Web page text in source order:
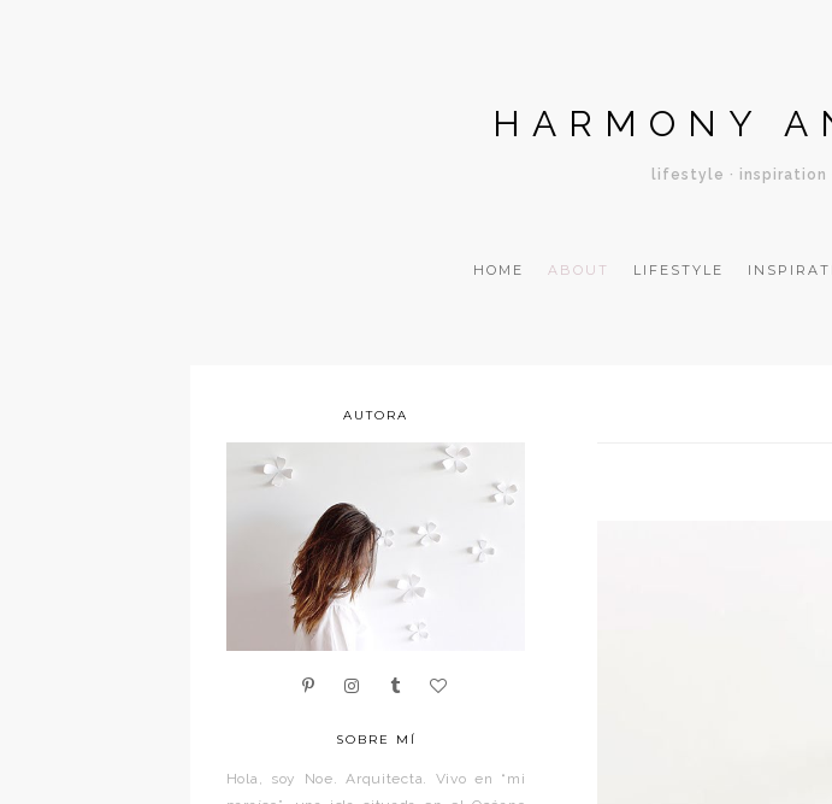
HARMONY
lifestyle · inspiration
HOME ABOUT LIFESTYLE
AUTORA
SOBRE MÍ
Hola, soy Noe. Arquitecta. Vivo en “mi